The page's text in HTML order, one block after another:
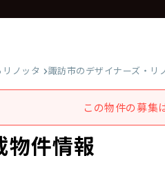
ノッタ 諏訪市のデザイナーズ・リ
この物件の募集
件情報